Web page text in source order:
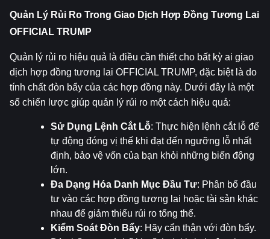
Quản Lý Rủi Ro Trong Giao Dịch Hợp Đồng Tương Lai
OFFICIAL TRUMP
Quản lý rủi ro hiệu quả là điều cần thiết cho bất kỳ ai giao
dịch hợp đồng tương lai OFFICIAL TRUMP, đặc biệt là do
tính chất đòn bẩy của các hợp đồng này. Dưới đây là một
số chiến lược giúp quản lý rủi ro một cách hiệu quả:
Sử Dụng Lệnh Cắt Lỗ: Thực hiện lệnh cắt lỗ để
tự động đóng vị thế khi đạt đến ngưỡng lỗ nhất
định, bảo vệ vốn của bạn khỏi những biến động
lớn.
Đa Dạng Hóa Danh Mục Đầu Tư: Phân bổ đầu
tư vào các hợp đồng tương lai hoặc tài sản khác
nhau để giảm thiểu rủi ro tổng thể.
Kiểm Soát Đòn Bẩy: Hãy cẩn thận với đòn bẩy.